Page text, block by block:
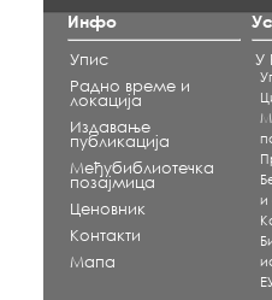
Инфо
Упис
Радно време и
локација
Издавање
публикација
Међубиблиотечка
позајмица
Ценовник
Контакти
Мапа
У